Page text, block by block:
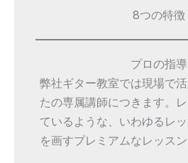
8つの特徴
プロの指導
弊社ギター教室では現場で
たの専属講師につきます。
ているような、いわゆるレ
を画すプレミアムなレッスン